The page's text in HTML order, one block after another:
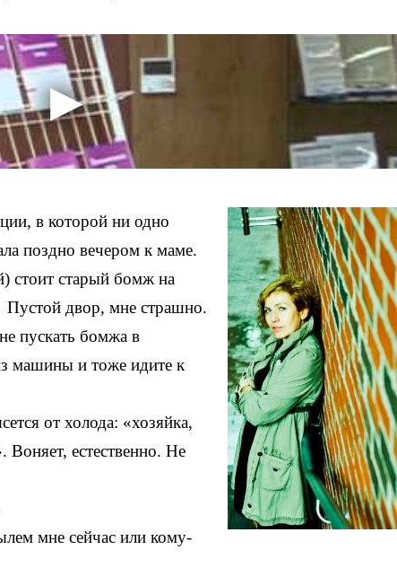
в которой ни одно
поздно вечером к маме.
стоит старый бомж на
Пустой двор, мне страшно.
пускать бомжа в
машины и тоже идите к
от холода: «хозяйка,
Воняет, естественно. Не
мне сейчас или кому-